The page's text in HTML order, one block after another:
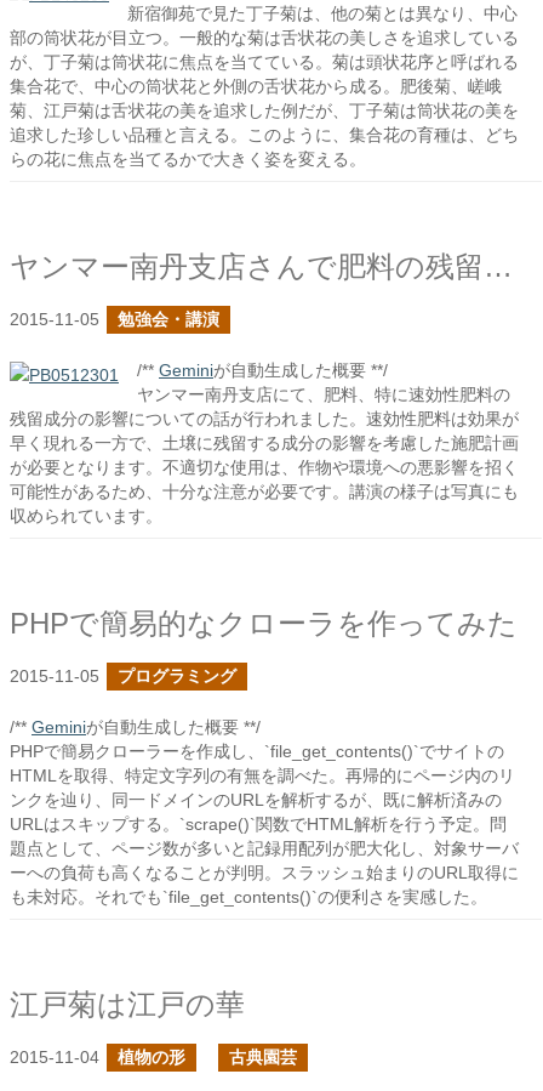
新宿御苑で見た丁子菊は、他の菊とは異なり、中心
部の筒状花が目立つ。一般的な菊は舌状花の美しさを追求している
が、丁子菊は筒状花に焦点を当てている。菊は頭状花序と呼ばれる
集合花で、中心の筒状花と外側の舌状花から成る。肥後菊、嵯峨
菊、江戸菊は舌状花の美を追求した例だが、丁子菊は筒状花の美を
追求した珍しい品種と言える。このように、集合花の育種は、どち
らの花に焦点を当てるかで大きく姿を変える。
ヤンマー南丹支店さんで肥料の残留についての話をしました
2015-11-05 勉強会・講演
/** Geminiが自動生成した概要 **/
ヤンマー南丹支店にて、肥料、特に速効性肥料の
残留成分の影響についての話が行われました。速効性肥料は効果が
早く現れる一方で、土壌に残留する成分の影響を考慮した施肥計画
が必要となります。不適切な使用は、作物や環境への悪影響を招く
可能性があるため、十分な注意が必要です。講演の様子は写真にも
収められています。
PHPで簡易的なクローラを作ってみた
2015-11-05 プログラミング
/** Geminiが自動生成した概要 **/
PHPで簡易クローラーを作成し、`file_get_contents()`でサイトの
HTMLを取得、特定文字列の有無を調べた。再帰的にページ内のリ
ンクを辿り、同一ドメインのURLを解析するが、既に解析済みの
URLはスキップする。`scrape()`関数でHTML解析を行う予定。問
題点として、ページ数が多いと記録用配列が肥大化し、対象サーバ
ーへの負荷も高くなることが判明。スラッシュ始まりのURL取得に
も未対応。それでも`file_get_contents()`の便利さを実感した。
江戸菊は江戸の華
2015-11-04 植物の形 古典園芸